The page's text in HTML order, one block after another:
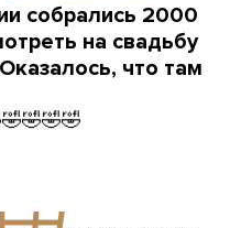
собрались 2000
на свадьбу
что там